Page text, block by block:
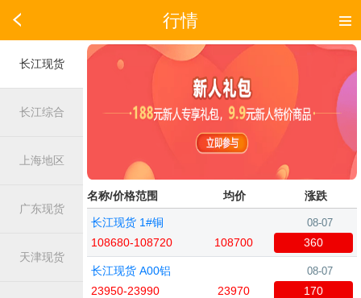
行情
长江现货
长江综合
上海地区
广东现货
天津现货
名称/价格范围 均价 涨跌
长江现货 1#铜 08-07
108680-108720 108700 360
长江现货 A00铝 08-07
23950-23990 23970 170